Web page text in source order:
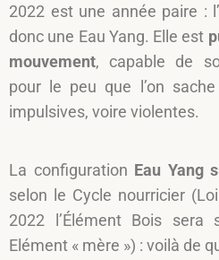
2022 est une année paire :
donc une Eau Yang. Elle est
mouvement, capable de
pour le peu que l’on
impulsives, voire violentes.
La configuration Eau Yang
selon le Cycle nourricier
2022 l’Élément Bois sera
Elément « mère ») : voilà de